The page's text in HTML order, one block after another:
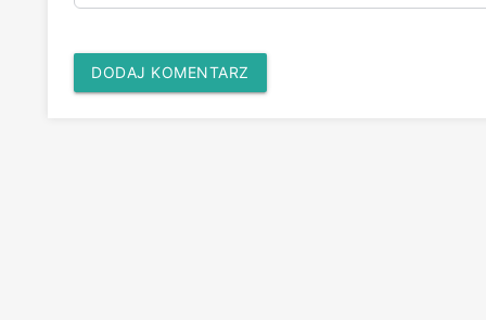
DODAJ KOMENTARZ